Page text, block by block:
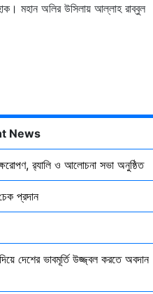
মহান অলির উসিলায় আল্লাহ রাব্বুল
News
র‍্যালি ও আলোচনা সভা অনুষ্ঠিত
প্রদান
দেশের ভাবমূর্তি উজ্জ্বল করতে অবদান